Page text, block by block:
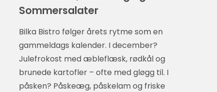
Sommersalater
Bilka Bistro følger årets rytme som en
gammeldags kalender. I december?
Julefrokost med æbleflæsk, rødkål og
brunede kartofler – ofte med gløgg til. I
påsken? Påskeæg, påskelam og friske